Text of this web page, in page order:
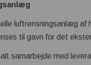
luftrensningsanlæg
til gavn for det
samarbejde med